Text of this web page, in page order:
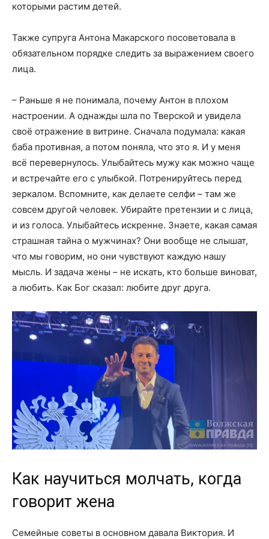
которыми растим детей.
Также супруга Антона Макарского посоветовала в
обязательном порядке следить за выражением своего
лица.
– Раньше я не понимала, почему Антон в плохом
настроении. А однажды шла по Тверской и увидела
своё отражение в витрине. Сначала подумала: какая
баба противная, а потом поняла, что это я. И у меня
всё перевернулось. Улыбайтесь мужу как можно чаще
и встречайте его с улыбкой. Потренируйтесь перед
зеркалом. Вспомните, как делаете селфи – там же
совсем другой человек. Убирайте претензии и с лица,
и из голоса. Улыбайтесь искренне. Знаете, какая самая
страшная тайна о мужчинах? Они вообще не слышат,
что мы говорим, но они чувствуют каждую нашу
мысль. И задача жены – не искать, кто больше виноват,
а любить. Как Бог сказал: любите друг друга.
Как научиться молчать, когда
говорит жена
Семейные советы в основном давала Виктория. И